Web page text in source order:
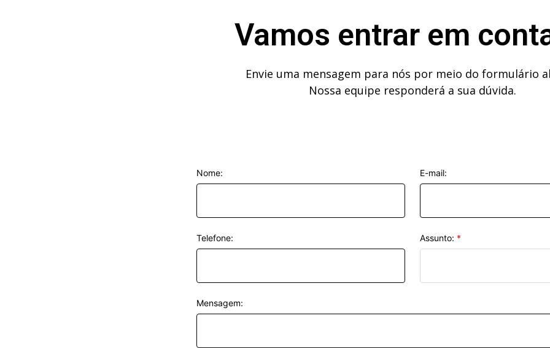
Vamos entrar em
Envie uma mensagem para nós por meio do formulário
Nossa equipe responderá a sua dúvida.
Nome: E-mail:
Telefone: Assunto: *
Mensagem: